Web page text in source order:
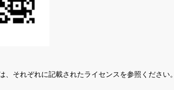
それぞれに記載されたライセンスを参照ください。